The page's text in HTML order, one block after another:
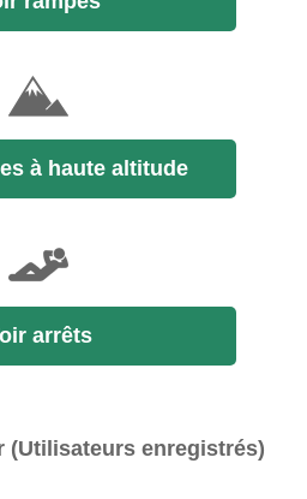
à haute altitude
arrêts
(Utilisateurs enregistrés)